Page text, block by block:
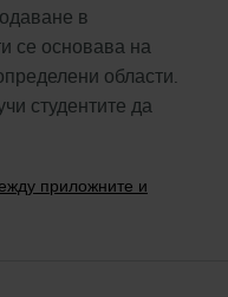
в
се основава на
области.
студентите да
приложните и